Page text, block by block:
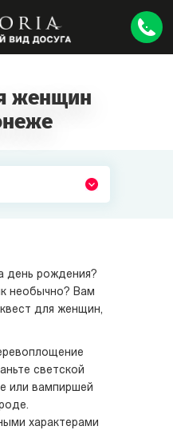
женщин
день рождения?
необычно? Вам
для женщин,
светской
или вампиршей
характерами